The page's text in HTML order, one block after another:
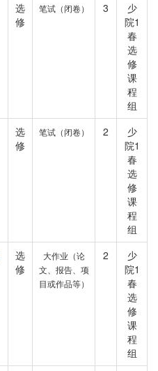
选
修
笔试（闭卷） 3
少
院1
春
选
修
课
程
组
选
修
笔试（闭卷） 2
少
院1
春
选
修
课
程
组
选
修
大作业（论
文、报告、项
目或作品等）
2
少
院1
春
选
修
课
程
组